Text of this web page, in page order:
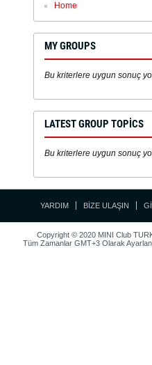
Home
MY GROUPS
Bu kriterlere uygun sonuç
LATEST GROUP TOPICS
Bu kriterlere uygun sonuç
YARDIM BIZE ULAŞIN
Copyright © 2020 MINI Club
Tüm Zamanlar GMT+3 Olarak